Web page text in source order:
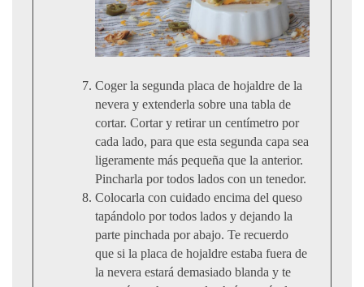
Coger la segunda placa de hojaldre de la
nevera y extenderla sobre una tabla de
cortar. Cortar y retirar un centímetro por
cada lado, para que esta segunda capa sea
ligeramente más pequeña que la anterior.
Pincharla por todos lados con un tenedor.
Colocarla con cuidado encima del queso
tapándolo por todos lados y dejando la
parte pinchada por abajo. Te recuerdo
que si la placa de hojaldre estaba fuera de
la nevera estará demasiado blanda y te